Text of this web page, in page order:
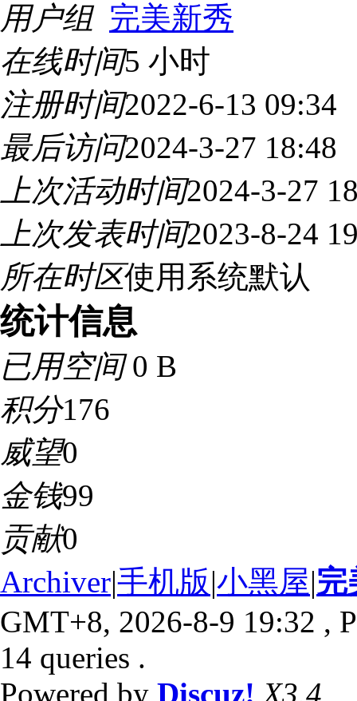
用户组 完美新秀
在线时间5 小时
注册时间2022-6-13 09:34
最后访问2024-3-27 18:48
上次活动时间2024-3-27
上次发表时间2023-8-24
所在时区使用系统默认
统计信息
已用空间0 B
积分176
威望0
金钱99
贡献0
Archiver|手机版|小黑屋|完
GMT+8, 2026-8-9 19:32 ,
14 queries .
Powered by Discuz! X3.4